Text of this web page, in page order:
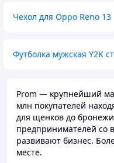
Чехол для Oppo Reno 13
Футболка мужская Y2K
Prom — крупнейший
млн покупателей
для щенков до
предпринимателей со
развивают бизнес.
месте.